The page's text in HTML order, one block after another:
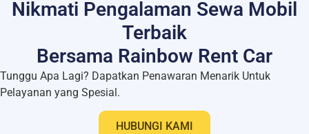
Nikmati Pengalaman Sewa Mobil
Terbaik
Bersama Rainbow Rent Car
Tunggu Apa Lagi? Dapatkan Penawaran Menarik Untuk
Pelayanan yang Spesial.
HUBUNGI KAMI